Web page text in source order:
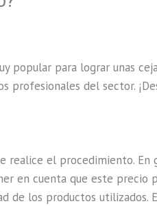
popular para lograr unas
profesionales del sector.
realice el procedimiento. En
en cuenta que este precio
de los productos utilizados.